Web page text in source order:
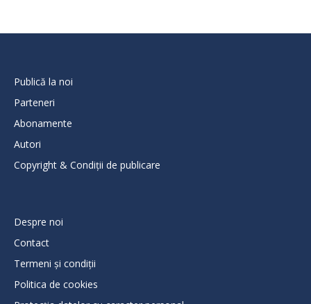
Publică la noi
Parteneri
Abonamente
Autori
Copyright & Condiții de publicare
Despre noi
Contact
Termeni și condiții
Politica de cookies